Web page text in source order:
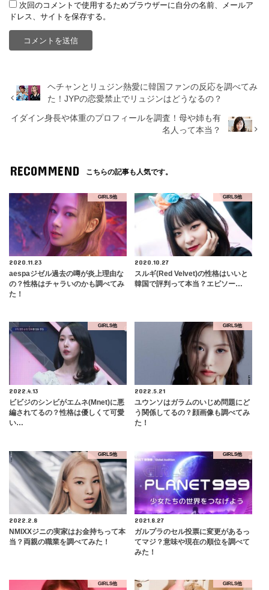
次回のコメントで使用するためブラウザーに自分の名前、メールア
ドレス、サイトを保存する。
ヘチャンとリュジン熱愛に韓国ファンの反応を調べてみ
た！JYPの恋愛禁止でリュジンはどうなるの？
イダイン身長や体重のプロフィールを調査！母や姉も有
名人って本当？
RECOMMEND こちらの記事も人気です。
GIRLS他
2020.11.23
aespaジゼル過去の噂が炎上理由な
の？性格はチャラいのかも調べてみ
た！
GIRLS他
2020.10.27
スルギ(Red Velvet)の性格はいいと
韓国で評判って本当？エピソー…
GIRLS他
2022.4.13
ビビジのシンビがエムネ(Mnet)に悪
編されてるの？性格は優しくて可愛
い…
GIRLS他
2022.5.21
ユウンソはガラムのいじめ問題にど
う関係してるの？顔画像も調べてみ
た！
GIRLS他
2022.2.8
NMIXXジニの実家はお金持ちって本
当？両親の職業を調べてみた！
GIRLS他
2021.8.27
ガルプラのセル投票に変更があるっ
てマジ？意味や現在の順位を調べて
みた！
GIRLS他 GIRLS他